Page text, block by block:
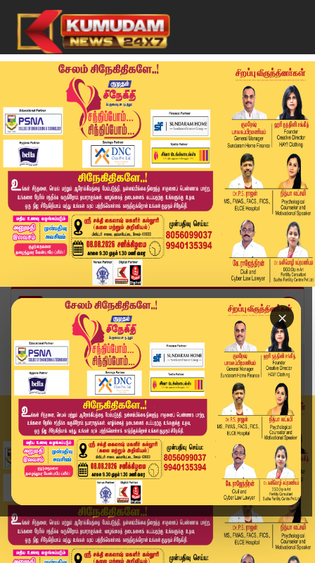
×
Home
வீடியோ ஸ்டோரி
திருவண்ணாமலையில் கார்த்திகை தீபத் திருவிழா கொடி...